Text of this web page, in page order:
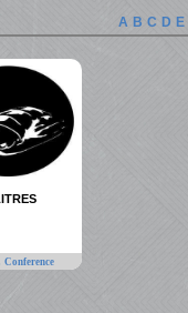
A B C D E
Conference